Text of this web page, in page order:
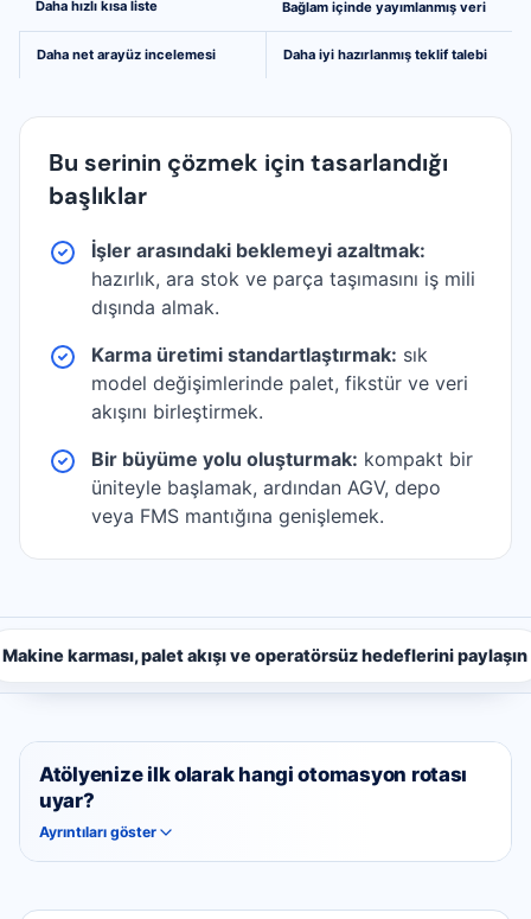
Daha hızlı kısa liste Bağlam içinde yayımlanmış veri
Daha net arayüz incelemesi Daha iyi hazırlanmış teklif talebi
Bu serinin çözmek için tasarlandığı
başlıklar
İşler arasındaki beklemeyi azaltmak:
hazırlık, ara stok ve parça taşımasını iş mili
dışında almak.
Karma üretimi standartlaştırmak: sık
model değişimlerinde palet, fikstür ve veri
akışını birleştirmek.
Bir büyüme yolu oluşturmak: kompakt bir
üniteyle başlamak, ardından AGV, depo
veya FMS mantığına genişlemek.
Makine karması, palet akışı ve operatörsüz hedeflerini paylaşın
Atölyenize ilk olarak hangi otomasyon rotası
uyar?
Ayrıntıları göster